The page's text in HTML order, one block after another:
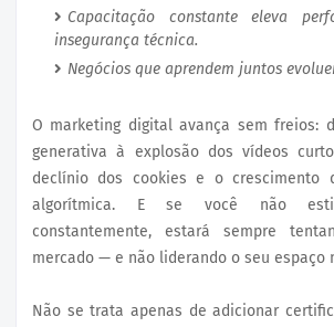
Capacitação constante eleva
insegurança técnica.
Negócios que aprendem juntos
O marketing digital avança sem freios:
generativa à explosão dos vídeos
declínio dos cookies e o crescimento
algorítmica. E se você não
constantemente, estará sempre
mercado — e não liderando o seu espaço
Não se trata apenas de adicionar